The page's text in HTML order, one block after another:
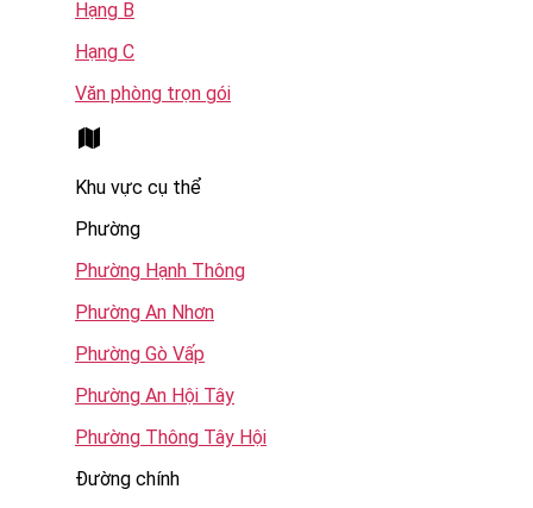
Hạng B
Hạng C
Văn phòng trọn gói
Khu vực cụ thể
Phường
Phường Hạnh Thông
Phường An Nhơn
Phường Gò Vấp
Phường An Hội Tây
Phường Thông Tây Hội
Đường chính